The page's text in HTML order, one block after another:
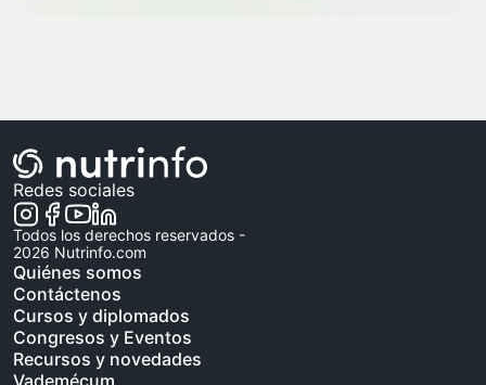
Redes sociales
Todos los derechos reservados -
2026 Nutrinfo.com
Quiénes somos
Contáctenos
Cursos y diplomados
Congresos y Eventos
Recursos y novedades
Vademécum